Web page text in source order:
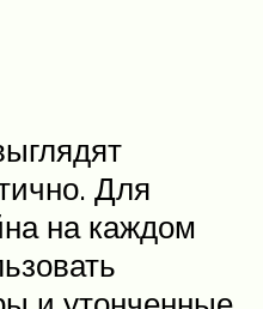
Для
на каждом